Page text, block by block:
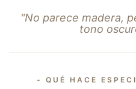
"No parece madera,
tono
- QUÉ HACE